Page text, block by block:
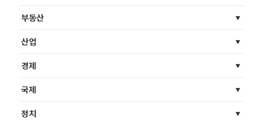
부동산
산업
경제
국제
정치